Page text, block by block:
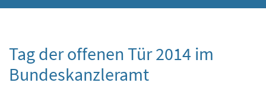
Tag der offenen Tür 2014 im
Bundeskanzleramt